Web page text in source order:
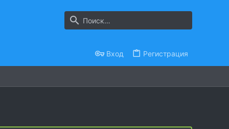
Вход Регистрация